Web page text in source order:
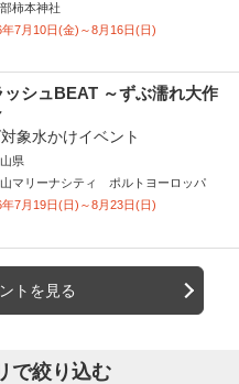
柿本神社
年7月10日(金)～8月16日(日)
ッシュBEAT ～ずぶ濡れ大作
象水かけイベント
県
マリーナシティ ポルトヨーロッパ
年7月19日(日)～8月23日(日)
トを見る
で絞り込む